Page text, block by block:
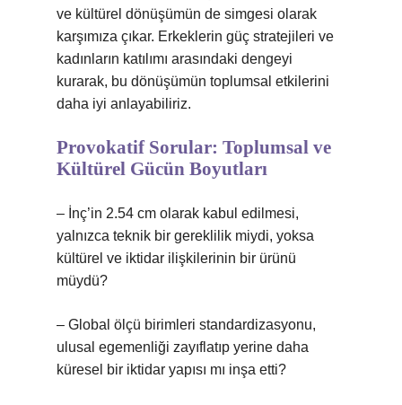
ve kültürel dönüşümün de simgesi olarak
karşımıza çıkar. Erkeklerin güç stratejileri ve
kadınların katılımı arasındaki dengeyi
kurarak, bu dönüşümün toplumsal etkilerini
daha iyi anlayabiliriz.
Provokatif Sorular: Toplumsal ve
Kültürel Gücün Boyutları
– İnç’in 2.54 cm olarak kabul edilmesi,
yalnızca teknik bir gereklilik miydi, yoksa
kültürel ve iktidar ilişkilerinin bir ürünü
müydü?
– Global ölçü birimleri standardizasyonu,
ulusal egemenliği zayıflatıp yerine daha
küresel bir iktidar yapısı mı inşa etti?